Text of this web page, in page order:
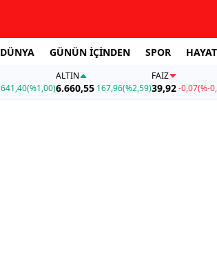
DÜNYA GÜNÜN İÇİNDEN SPOR HAYAT
641,40(%1,00)
ALTIN
6.660,55 167,96(%2,59)
FAİZ
39,92-0,07(%-